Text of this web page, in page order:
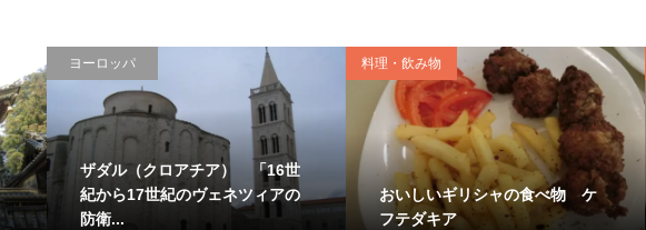
ヨーロッパ
ザダル（クロアチア） 「16世
紀から17世紀のヴェネツィアの
防衛...
料理・飲み物
おいしいギリシャの食べ物 ケ
フテダキア